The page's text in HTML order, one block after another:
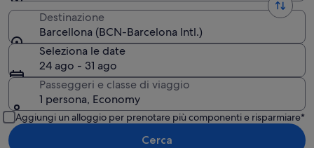
Destinazione
Barcellona (BCN-Barcelona Intl.)
Seleziona le date
24 ago - 31 ago
Passeggeri e classe di viaggio
1 persona, Economy
Aggiungi un alloggio per prenotare più componenti e risparmiare*
Cerca